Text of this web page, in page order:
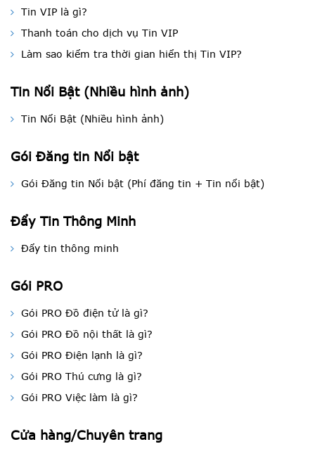
Tin VIP là gì?
Thanh toán cho dịch vụ Tin VIP
Làm sao kiểm tra thời gian hiển thị Tin VIP?
Tin Nổi Bật (Nhiều hình ảnh)
Tin Nổi Bật (Nhiều hình ảnh)
Gói Đăng tin Nổi bật
Gói Đăng tin Nổi bật (Phí đăng tin + Tin nổi bật)
Đẩy Tin Thông Minh
Đẩy tin thông minh
Gói PRO
Gói PRO Đồ điện tử là gì?
Gói PRO Đồ nội thất là gì?
Gói PRO Điện lạnh là gì?
Gói PRO Thú cưng là gì?
Gói PRO Việc làm là gì?
Cửa hàng/Chuyên trang